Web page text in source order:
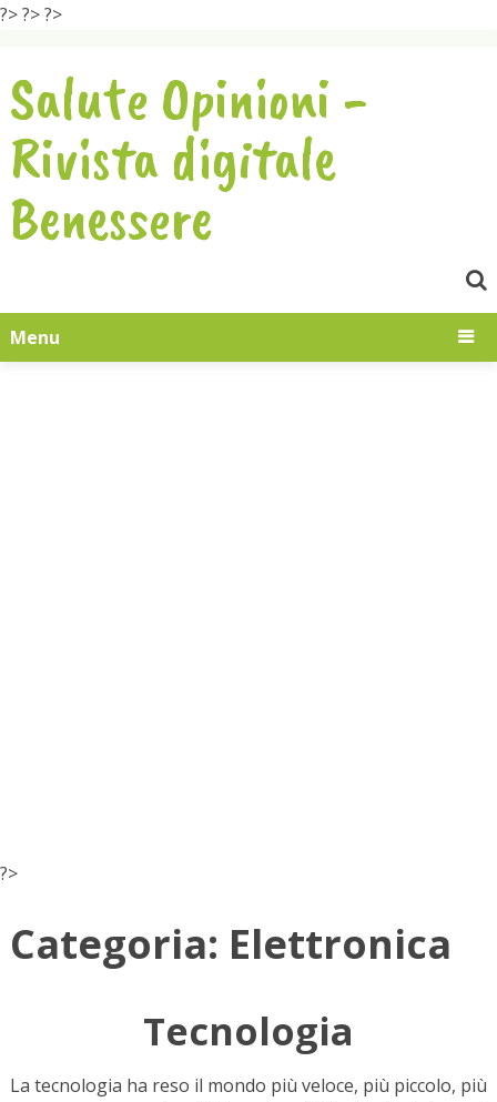
?>?>?>
Salute Opinioni -
Rivista digitale
Benessere
Menu
?>
Categoria: Elettronica
Tecnologia
La tecnologia ha reso il mondo più veloce, più piccolo, più